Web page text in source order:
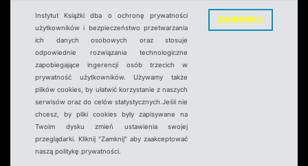
Instytut Książki dba o ochronę prywatności
użytkowników i bezpieczeństwo przetwarzania
ich danych osobowych oraz stosuje
odpowiednie rozwiązania technologiczne
zapobiegające ingerencji osób trzecich w
prywatność użytkowników. Używamy także
plików cookies, by ułatwić korzystanie z naszych
serwisów oraz do celów statystycznych.Jeśli nie
chcesz, by pliki cookies były zapisywane na
Twoim dysku zmień ustawienia swojej
przeglądarki. Kliknij "Zamknij" aby zaakceptować
naszą politykę prywatności.
ZAMKNIJ